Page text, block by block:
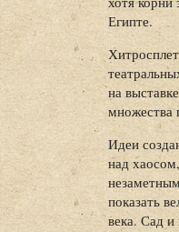
Египте.
на
множества
Идеи
над
показать
века. Сад